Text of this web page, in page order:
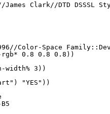
Clark//DTD DSSSL
Color-Space
0.8 0.8 0.8))
width% 3))
"YES"))